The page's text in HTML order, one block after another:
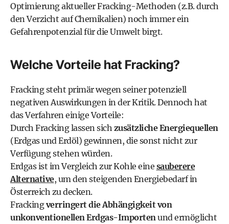
Optimierung aktueller Fracking-Methoden (z.B. durch
den Verzicht auf Chemikalien) noch immer ein
Gefahrenpotenzial für die Umwelt birgt.
Welche Vorteile hat Fracking?
Fracking steht primär wegen seiner potenziell
negativen Auswirkungen in der Kritik. Dennoch hat
das Verfahren einige Vorteile:
Durch Fracking lassen sich zusätzliche Energiequellen
(Erdgas und Erdöl) gewinnen, die sonst nicht zur
Verfügung stehen würden.
Erdgas ist im Vergleich zur Kohle eine sauberere
Alternative, um den steigenden Energiebedarf in
Österreich zu decken.
Frackingverringert die Abhängigkeit von
unkonventionellen Erdgas-Importen und ermöglicht